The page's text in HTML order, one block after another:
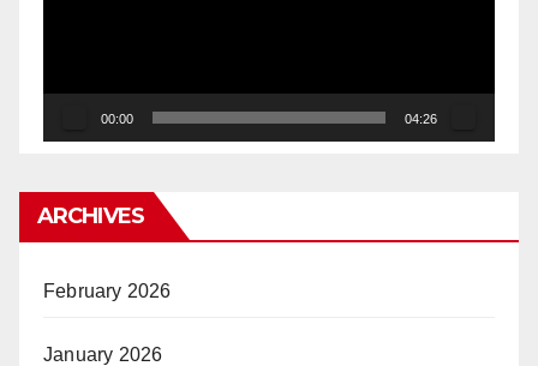
00:00 04:26
ARCHIVES
February 2026
January 2026